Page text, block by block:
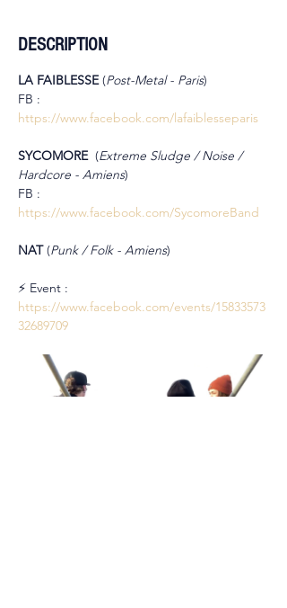
DESCRIPTION
LA FAIBLESSE (Post-Metal - Paris)
FB :
https://www.facebook.com/lafaiblesseparis
SYCOMORE (Extreme Sludge / Noise /
Hardcore - Amiens)
FB :
https://www.facebook.com/SycomoreBand
NAT (Punk / Folk - Amiens)
⚡ Event :
https://www.facebook.com/events/15833573
32689709